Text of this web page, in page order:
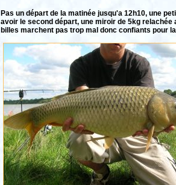
Pas un départ de la matinée jusqu'a 12h10, une
avoir le second départ, une miroir de 5kg
billes marchent pas trop mal donc confiants pour